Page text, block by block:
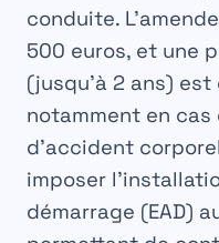
conduite.
500 euros, et une
(jusqu’à 2 ans)
notamment en cas
d’accident
imposer
démarrage (EAD)